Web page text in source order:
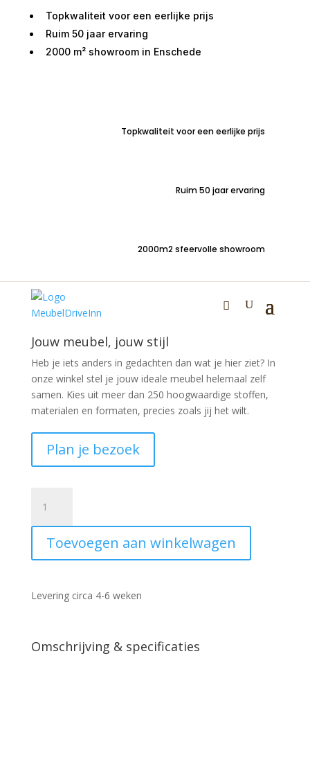
Topkwaliteit voor een eerlijke prijs
Ruim 50 jaar ervaring
2000 m² showroom in Enschede
Topkwaliteit voor een eerlijke prijs
Ruim 50 jaar ervaring
2000m2 sfeervolle showroom
Eetkamerbank Monopoly
Handige eetkamerbank 150cm van slijtvast Lamulux in
eiken natur met zwart metaal.
Jouw meubel, jouw stijl
Heb je iets anders in gedachten dan wat je hier ziet? In
onze winkel stel je jouw ideale meubel helemaal zelf
samen. Kies uit meer dan 250 hoogwaardige stoffen,
materialen en formaten, precies zoals jij het wilt.
Plan je bezoek
Monopoly
150cm
Lamulux
eiken
Toevoegen aan winkelwagen
Levering circa 4-6 weken
Omschrijving & specificaties